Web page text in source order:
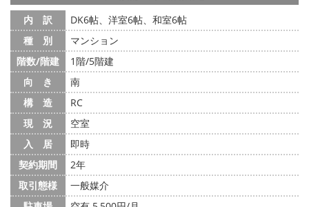
内 訳
DK6帖、洋室6帖、和室6帖
種 別
マンション
階数/階建
1階/5階建
向 き
南
構 造
RC
現 況
空室
入 居
即時
契約期間
2年
取引態様
一般媒介